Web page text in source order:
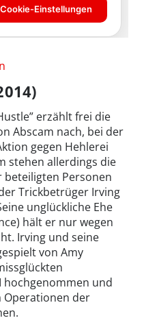
erzählt frei die
Abscam nach, bei der
gegen Hehlerei
stehen allerdings die
beteiligten Personen
Trickbetrüger Irving
unglückliche Ehe
hält er nur wegen
Irving und seine
von Amy
hochgenommen und
Operationen der